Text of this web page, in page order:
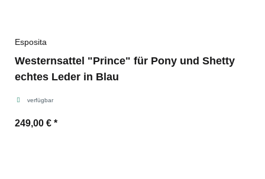
Esposita
Westernsattel "Prince" für Pony und Shetty
echtes Leder in Blau
verfügbar
249,00 € *